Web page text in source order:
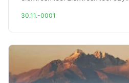
30.11.-0001